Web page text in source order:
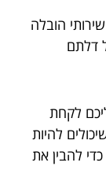
הובלה
דלתם
לקחת
להיות
להבין את